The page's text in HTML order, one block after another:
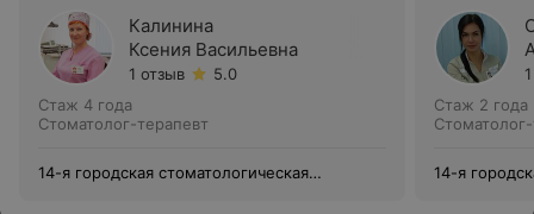
Калинина
Ксения Васильевна
1 отзыв
5.0
Стаж 4 года
Стоматолог-терапевт
14-я городская стоматологическая
Стаж 2 года
14-я